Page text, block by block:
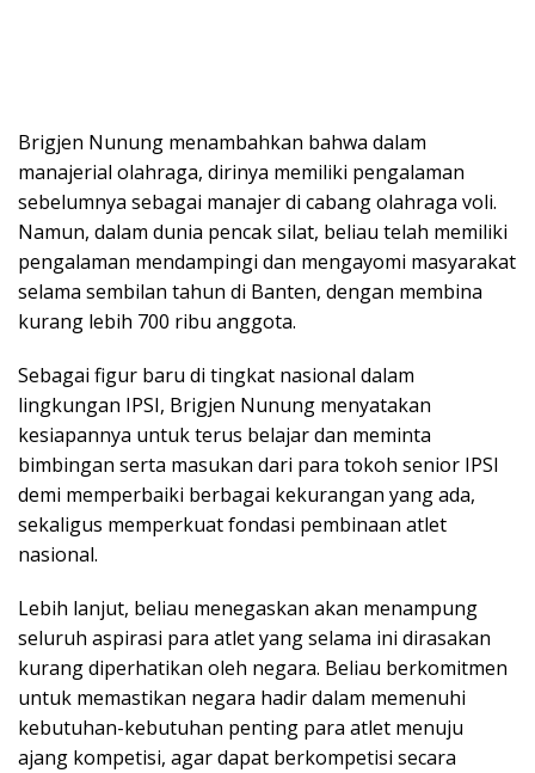
Brigjen Nunung menambahkan bahwa dalam
manajerial olahraga, dirinya memiliki pengalaman
sebelumnya sebagai manajer di cabang olahraga voli.
Namun, dalam dunia pencak silat, beliau telah memiliki
pengalaman mendampingi dan mengayomi masyarakat
selama sembilan tahun di Banten, dengan membina
kurang lebih 700 ribu anggota.
Sebagai figur baru di tingkat nasional dalam
lingkungan IPSI, Brigjen Nunung menyatakan
kesiapannya untuk terus belajar dan meminta
bimbingan serta masukan dari para tokoh senior IPSI
demi memperbaiki berbagai kekurangan yang ada,
sekaligus memperkuat fondasi pembinaan atlet
nasional.
Lebih lanjut, beliau menegaskan akan menampung
seluruh aspirasi para atlet yang selama ini dirasakan
kurang diperhatikan oleh negara. Beliau berkomitmen
untuk memastikan negara hadir dalam memenuhi
kebutuhan-kebutuhan penting para atlet menuju
ajang kompetisi, agar dapat berkompetisi secara